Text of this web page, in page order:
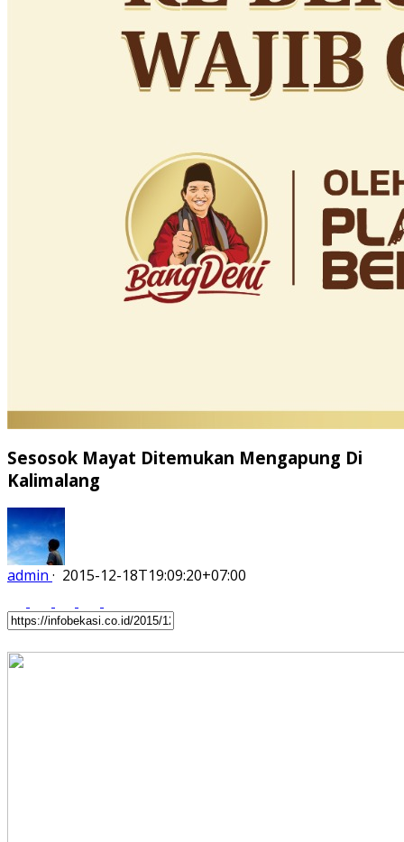
Sesosok Mayat Ditemukan Mengapung Di
Kalimalang
admin · 2015-12-18T19:09:20+07:00